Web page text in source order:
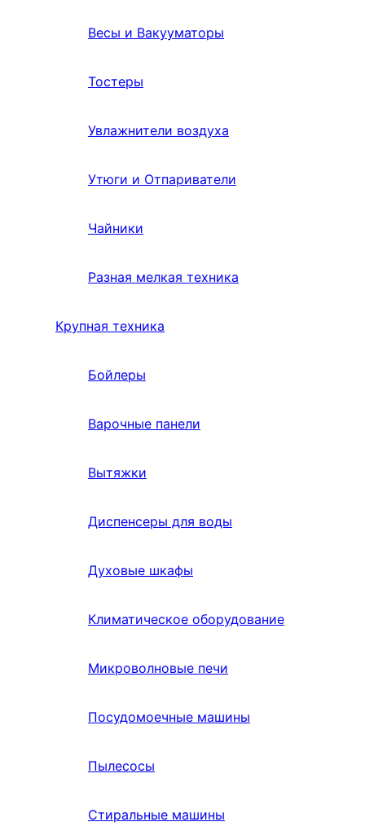
Весы и Вакууматоры
Тостеры
Увлажнители воздуха
Утюги и Отпариватели
Чайники
Разная мелкая техника
Крупная техника
Бойлеры
Варочные панели
Вытяжки
Диспенсеры для воды
Духовые шкафы
Климатическое оборудование
Микроволновые печи
Посудомоечные машины
Пылесосы
Стиральные машины